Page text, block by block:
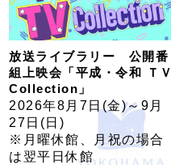
放送ライブラリー 公開番
組上映会「平成・令和 ＴＶ
Collection」
2026年8月7日(金)～9月
27日(日)
※月曜休館、月祝の場合
は翌平日休館